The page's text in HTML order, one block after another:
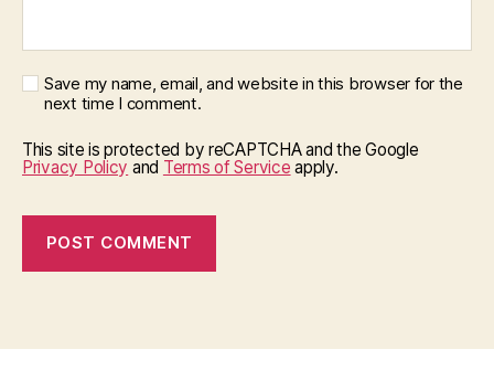
Save my name, email, and website in this browser for the
next time I comment.
This site is protected by reCAPTCHA and the Google
Privacy Policy and Terms of Service apply.